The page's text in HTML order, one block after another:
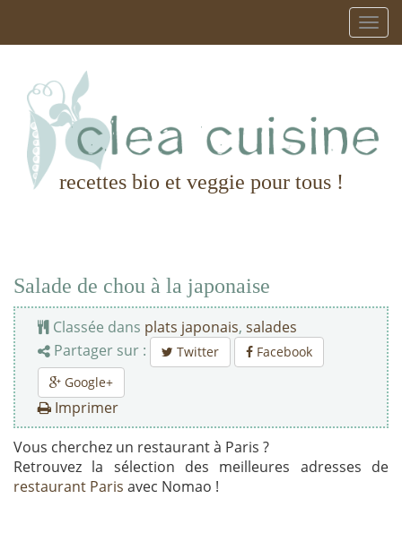
recettes bio et veggie pour tous !
Salade de chou à la japonaise
Classée dans plats japonais, salades
Partager sur :
Twitter
Facebook
Google+
Imprimer
Vous cherchez un restaurant à Paris ?
Retrouvez la sélection des meilleures adresses de
restaurant Paris avec Nomao !